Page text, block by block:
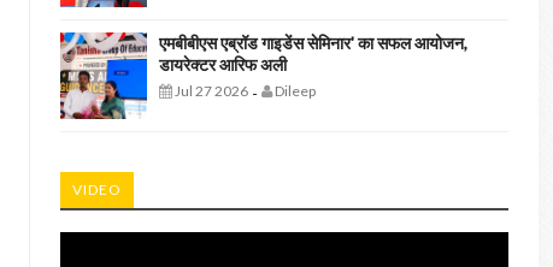
एमबीबीएस एब्रॉड गाइडेंस सेमिनार' का सफल आयोजन,
डायरेक्टर आरिफ अली
Jul 27 2026- Dileep
VIDEO